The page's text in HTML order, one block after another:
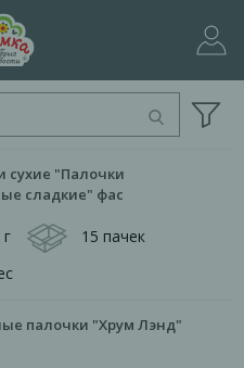
сухие "Палочки
сладкие" фас
15 пачек
палочки "Хрум Лэнд"